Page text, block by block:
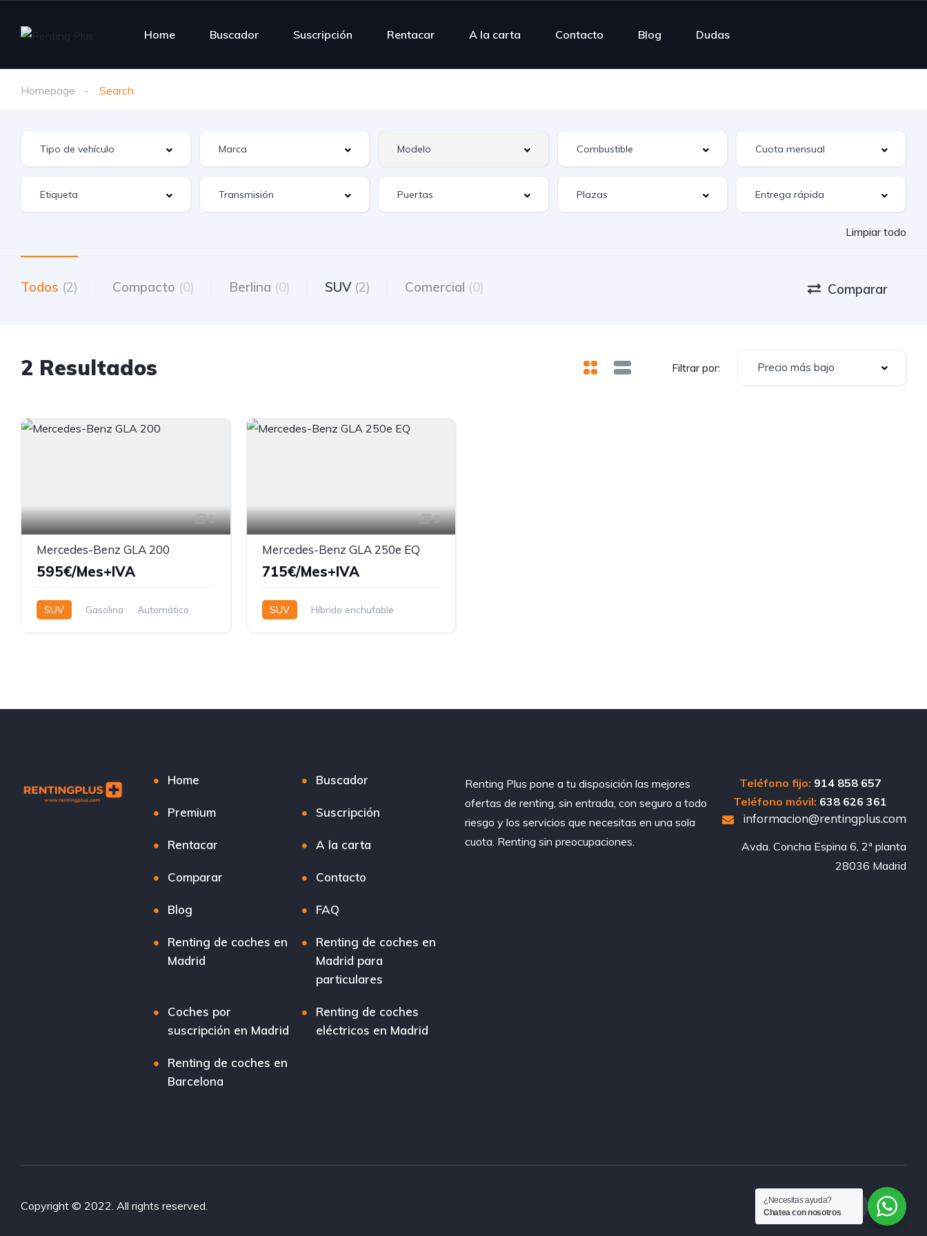
Home Buscador Suscripción Rentacar A la carta Contacto Blog Dudas
Homepage Search
Limpiar todo
Todos (2) Compacto (0) Berlina (0) SUV (2) Comercial (0) Comparar
2 Resultados Filtrar por: Precio más bajo
5
Mercedes-Benz GLA 200
595€/Mes+IVA
SUV Gasolina Automático
5
Mercedes-Benz GLA 250e EQ
715€/Mes+IVA
SUV
Híbrido enchufable
Home Buscador
Premium Suscripción
Rentacar A la carta
Comparar Contacto
Blog FAQ
Renting de coches en
Madrid
Renting de coches en
Madrid para
particulares
Coches por
suscripción en Madrid
Renting de coches
eléctricos en Madrid
Renting de coches en
Barcelona
Renting Plus pone a tu disposición las mejores
ofertas de renting, sin entrada, con seguro a todo
riesgo y los servicios que necesitas en una sola
cuota. Renting sin preocupaciones.
Teléfono fijo: 914 858 657
Teléfono móvil: 638 626 361
informacion@rentingplus.com
Avda. Concha Espina 6, 2ª planta
28036 Madrid
Copyright © 2022. All rights reserved.
¿Necesitas ayuda?
Chatea con nosotros